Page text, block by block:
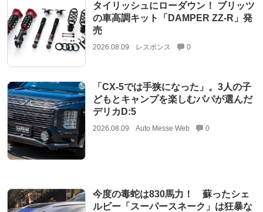
タイリッシュにローダウン！ ブリッツ
の車高調キット「DAMPER ZZ-R」発
売
2026.08.09 レスポンス 0
「CX-5では手狭になった」。3人の子
どもとキャンプを楽しむパパが選んだ
デリカD:5
2026.08.09 Auto Messe Web 0
今度の毒蛇は830馬力！ 蘇ったシェ
ルビー「スーパースネーク」は狂暴な